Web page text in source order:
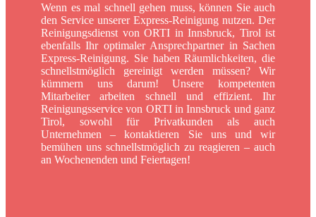
Wenn es mal schnell gehen muss, können Sie auch
den Service unserer Express-Reinigung nutzen. Der
Reinigungsdienst von ORTI in Innsbruck, Tirol ist
ebenfalls Ihr optimaler Ansprechpartner in Sachen
Express-Reinigung. Sie haben Räumlichkeiten, die
schnellstmöglich gereinigt werden müssen? Wir
kümmern uns darum! Unsere kompetenten
Mitarbeiter arbeiten schnell und effizient. Ihr
Reinigungsservice von ORTI in Innsbruck und ganz
Tirol, sowohl für Privatkunden als auch
Unternehmen – kontaktieren Sie uns und wir
bemühen uns schnellstmöglich zu reagieren – auch
an Wochenenden und Feiertagen!